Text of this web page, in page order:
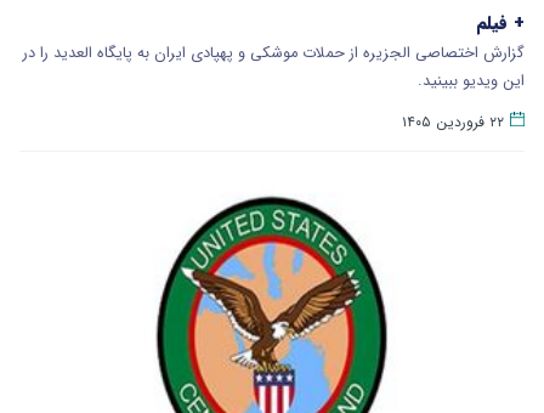
+ فیلم
گزارش اختصاصی الجزیره از حملات موشکی و پهپادی ایران به پایگاه العدید را در
این ویدیو ببینید.
۲۲ فروردین ۱۴۰۵